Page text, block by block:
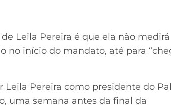
Leila Pereira é que ela não medirá
no início do mandato, até para
Leila Pereira como presidente do
uma semana antes da final da